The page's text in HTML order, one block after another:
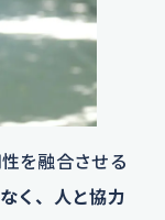
を融合させる
く、人と協力